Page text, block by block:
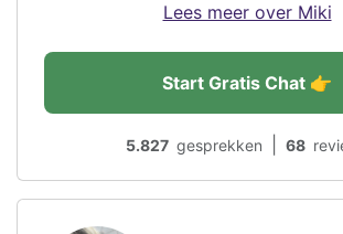
68
5.827 gesprekken
Start Gratis Chat 👉
Lees meer over Miki